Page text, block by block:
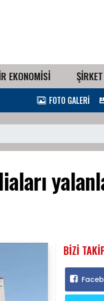
EKONOMİSİ ŞİRKET
FOTO GALERİ
BIZI